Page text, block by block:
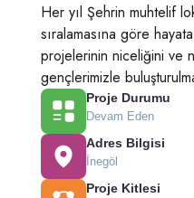
Her yıl Şehrin muhtelif
sıralamasına göre
projelerinin niceliğini ve
gençlerimizle
Proje Durumu
Devam Eden
Adres Bilgisi
İnegöl
Proje Kitlesi